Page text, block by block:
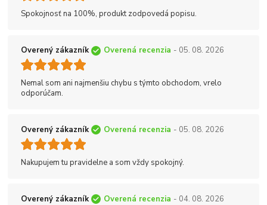
Spokojnosť na 100%, produkt zodpovedá popisu.
Overený zákazník Overená recenzia - 05. 08. 2026
Nemal som ani najmenšiu chybu s týmto obchodom, vrelo
odporúčam.
Overený zákazník Overená recenzia - 05. 08. 2026
Nakupujem tu pravidelne a som vždy spokojný.
Overený zákazník Overená recenzia - 04. 08. 2026